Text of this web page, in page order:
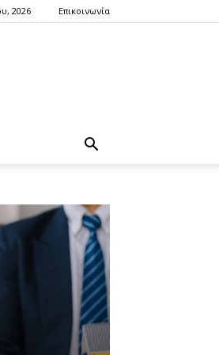
2026 Επικοινωνία